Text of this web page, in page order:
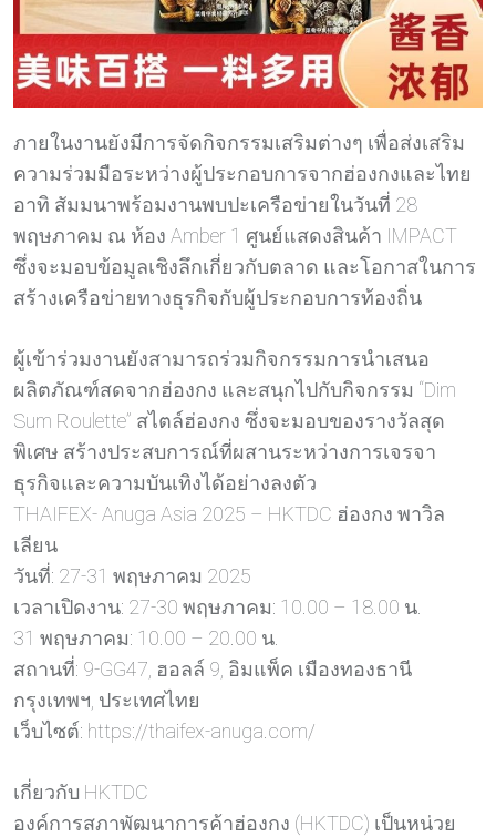
ภายในงานยังมีการจัดกิจกรรมเสริมต่างๆ เพื่อส่งเสริม
ความร่วมมือระหว่างผู้ประกอบการจากฮ่องกงและไทย
อาทิ สัมมนาพร้อมงานพบปะเครือข่ายในวันที่ 28
พฤษภาคม ณ ห้อง Amber 1 ศูนย์แสดงสินค้า IMPACT
ซึ่งจะมอบข้อมูลเชิงลึกเกี่ยวกับตลาด และโอกาสในการ
สร้างเครือข่ายทางธุรกิจกับผู้ประกอบการท้องถิ่น
ผู้เข้าร่วมงานยังสามารถร่วมกิจกรรมการนำเสนอ
ผลิตภัณฑ์สดจากฮ่องกง และสนุกไปกับกิจกรรม “Dim
Sum Roulette” สไตล์ฮ่องกง ซึ่งจะมอบของรางวัลสุด
พิเศษ สร้างประสบการณ์ที่ผสานระหว่างการเจรจา
ธุรกิจและความบันเทิงได้อย่างลงตัว
THAIFEX- Anuga Asia 2025 – HKTDC ฮ่องกง พาวิล
เลียน
วันที่: 27-31 พฤษภาคม 2025
เวลาเปิดงาน: 27-30 พฤษภาคม: 10.00 – 18.00 น.
31 พฤษภาคม: 10.00 – 20.00 น.
สถานที่: 9-GG47, ฮอลล์ 9, อิมแพ็ค เมืองทองธานี
กรุงเทพฯ, ประเทศไทย
เว็บไซต์: https://thaifex-anuga.com/
เกี่ยวกับ HKTDC
องค์การสภาพัฒนาการค้าฮ่องกง (HKTDC) เป็นหน่วย